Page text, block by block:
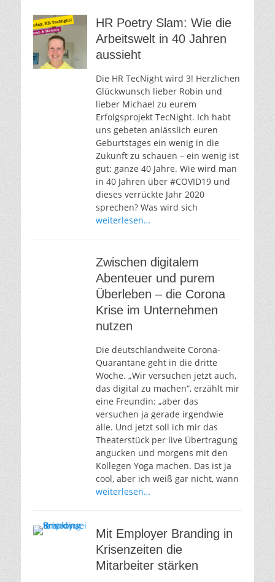
HR Poetry Slam: Wie die
Arbeitswelt in 40 Jahren
aussieht
Die HR TecNight wird 3! Herzlichen
Glückwunsch lieber Robin und
lieber Michael zu eurem
Erfolgsprojekt TecNight. Ich habt
uns gebeten anlässlich euren
Geburtstages ein wenig in die
Zukunft zu schauen – ein wenig ist
gut: ganze 40 Jahre. Wie wird man
in 40 Jahren über #COVID19 und
dieses verrückte Jahr 2020
sprechen? Was wird sich
weiterlesen…
Zwischen digitalem
Abenteuer und purem
Überleben – die Corona
Krise im Unternehmen
nutzen
Die deutschlandweite Corona-
Quarantäne geht in die dritte
Woche. „Wir versuchen jetzt auch,
das digital zu machen“, erzählt mir
eine Freundin: „aber das
versuchen ja gerade irgendwie
alle. Und jetzt soll ich mir das
Theaterstück per live Übertragung
angucken und morgens mit den
Kollegen Yoga machen. Das ist ja
cool, aber ich weiß gar nicht, wann
weiterlesen…
Mit Employer Branding in
Krisenzeiten die
Mitarbeiter stärken